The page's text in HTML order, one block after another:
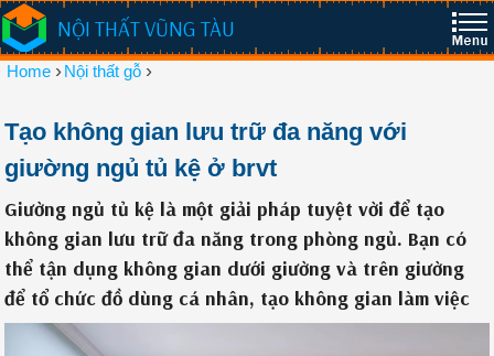
NỘI THẤT VŨNG TÀU
Home ›Nội thất gỗ ›
Tạo không gian lưu trữ đa năng với
giường ngủ tủ kệ ở brvt
Giường ngủ tủ kệ là một giải pháp tuyệt vời để tạo
không gian lưu trữ đa năng trong phòng ngủ. Bạn có
thể tận dụng không gian dưới giường và trên giường
để tổ chức đồ dùng cá nhân, tạo không gian làm việc